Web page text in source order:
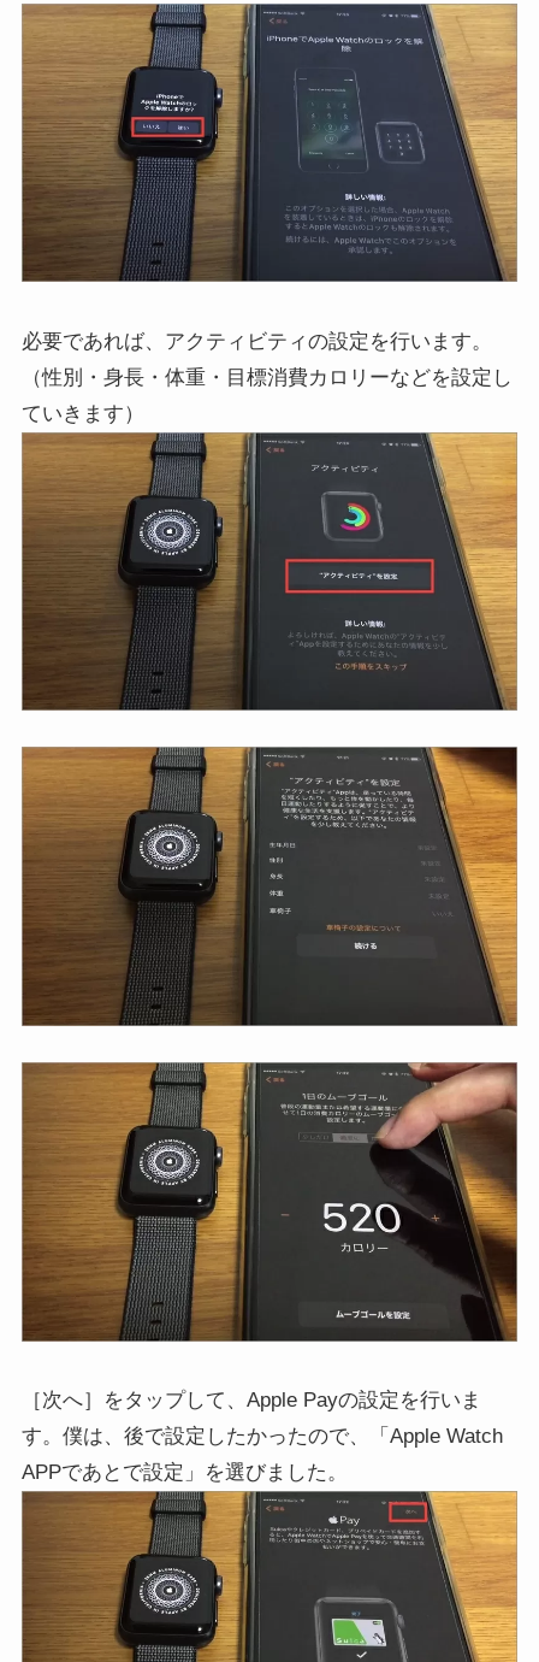
必要であれば、アクティビティの設定を行います。
（性別・身長・体重・目標消費カロリーなどを設定し
ていきます）
［次へ］をタップして、Apple Payの設定を行いま
す。僕は、後で設定したかったので、「Apple Watch
APPであとで設定」を選びました。